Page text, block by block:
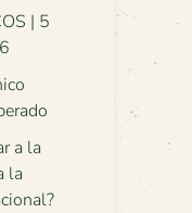
| 5
a la
la